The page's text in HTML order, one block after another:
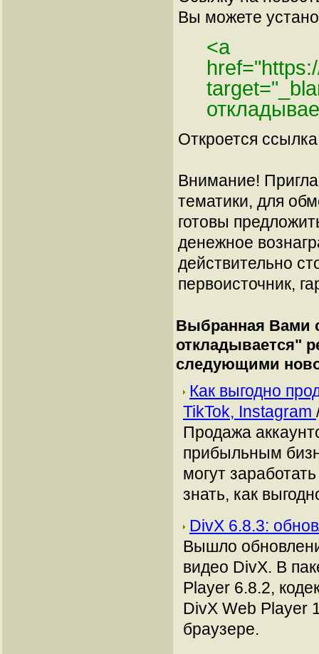
Вы можете
<a
Откроется
Внимание!
тематики, для
готовы
денежное
действительно
первоисточник,
Выбранная Вами
откладывается"
следующими
Как выгодно
TikTok, Instagram
Продажа
прибыльным
могут
знать, как
DivX 6.8.3:
Вышло
видео DivX. В
Player 6.8.2,
DivX Web Player
браузере.